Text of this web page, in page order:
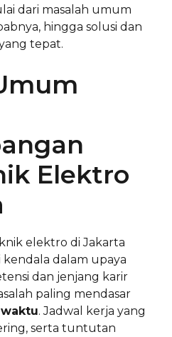
dari masalah umum
hingga solusi dan
tepat.
Elektro
elektro di Jakarta
dalam upaya
dan jenjang karir
paling mendasar
. Jadwal kerja yang
serta tuntutan